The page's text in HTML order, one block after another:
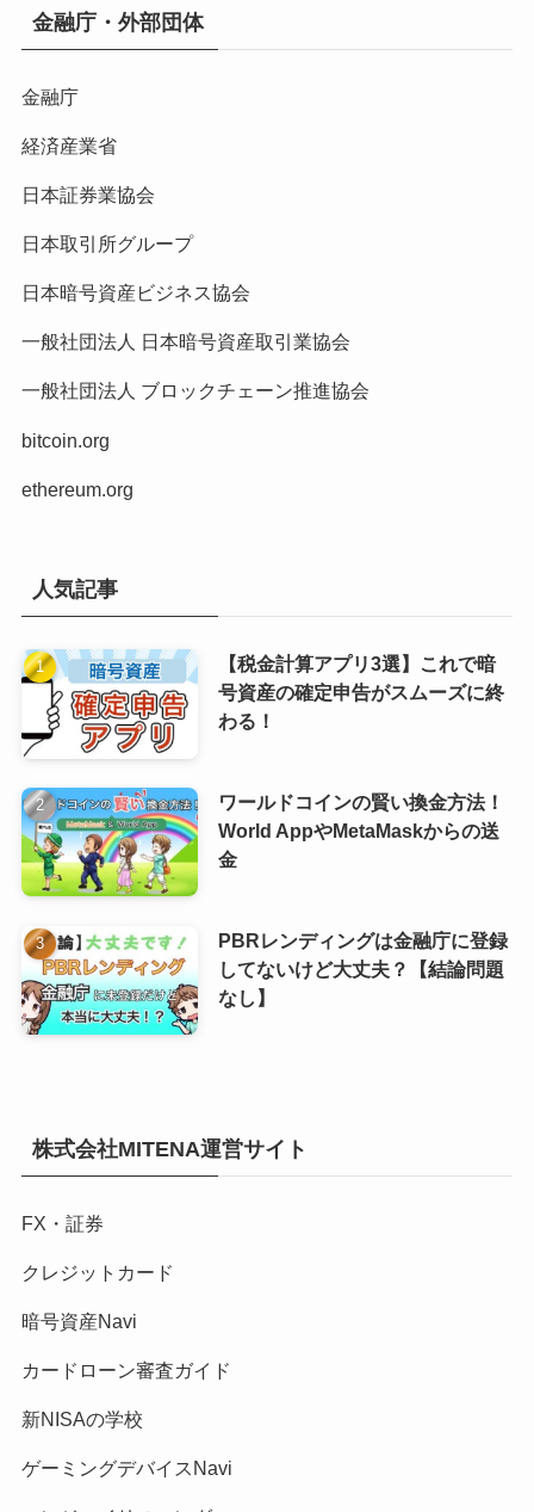
金融庁・外部団体
金融庁
経済産業省
日本証券業協会
日本取引所グループ
日本暗号資産ビジネス協会
一般社団法人 日本暗号資産取引業協会
一般社団法人 ブロックチェーン推進協会
bitcoin.org
ethereum.org
人気記事
【税金計算アプリ3選】これで暗
号資産の確定申告がスムーズに終
わる！
ワールドコインの賢い換金方法！
World AppやMetaMaskからの送
金
PBRレンディングは金融庁に登録
してないけど大丈夫？【結論問題
なし】
株式会社MITENA運営サイト
FX・証券
クレジットカード
暗号資産Navi
カードローン審査ガイド
新NISAの学校
ゲーミングデバイスNavi